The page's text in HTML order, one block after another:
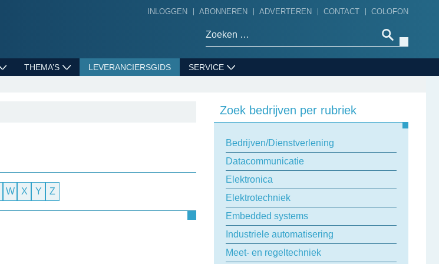
INLOGGEN ABONNEREN ADVERTEREN CONTACT COLOFON
THEMA’S LEVERANCIERSGIDS SERVICE
W X Y Z
Zoek bedrijven per rubriek
Bedrijven/Dienstverlening
Datacommunicatie
Elektronica
Elektrotechniek
Embedded systems
Industriele automatisering
Meet- en regeltechniek